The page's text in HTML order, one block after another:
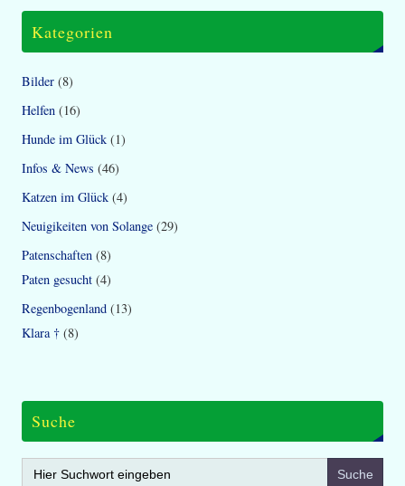
Kategorien
Bilder (8)
Helfen (16)
Hunde im Glück (1)
Infos & News (46)
Katzen im Glück (4)
Neuigikeiten von Solange (29)
Patenschaften (8)
Paten gesucht (4)
Regenbogenland (13)
Klara † (8)
Suche
Search
for: